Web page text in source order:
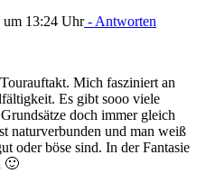
um 13:24 Uhr- Antworten
Mich fasziniert an
Es gibt sooo viele
doch immer gleich
naturverbunden und man weiß
oder böse sind. In der Fantasie
🙂